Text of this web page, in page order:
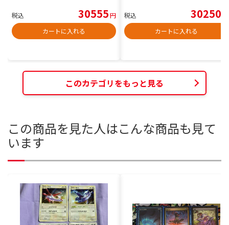
税込 30555円
カートに入れる
税込 30250
カートに入れる
このカテゴリをもっと見る
この商品を見た人はこんな商品も見て
います